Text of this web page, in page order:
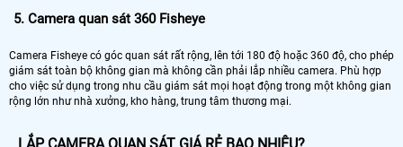
5. Camera quan sát 360 Fisheye
Camera Fisheye có góc quan sát rất rộng, lên tới 180 độ hoặc 360 độ, cho phép
giám sát toàn bộ không gian mà không cần phải lắp nhiều camera. Phù hợp
cho việc sử dụng trong nhu cầu giám sát mọi hoạt động trong một không gian
rộng lớn như nhà xưởng, kho hàng, trung tâm thương mại.